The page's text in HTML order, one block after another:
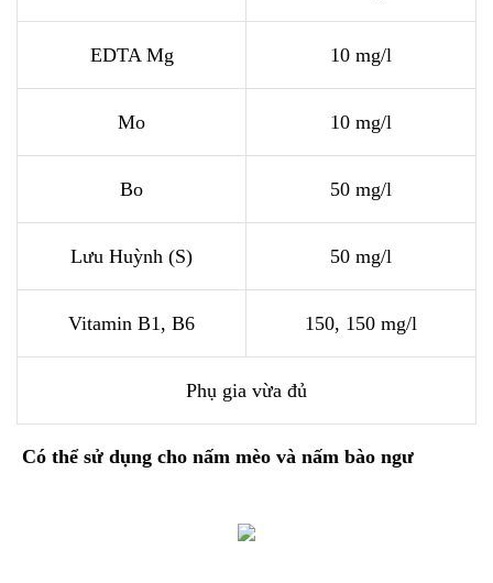
EDTA Mg 10 mg/l
Mo 10 mg/l
Bo 50 mg/l
Lưu Huỳnh (S) 50 mg/l
Vitamin B1, B6 150, 150 mg/l
Phụ gia vừa đủ
Có thể sử dụng cho nấm mèo và nấm bào ngư